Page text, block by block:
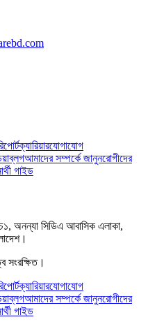
ক্যারিয়ারযোগাযোগ
ব্লগআমাদের সম্পর্কে জানুনরোগীদের
গাইড
অনন্যা সিডিএ আবাসিক এলাকা,
সংরক্ষিত।
ক্যারিয়ারযোগাযোগ
ব্লগআমাদের সম্পর্কে জানুনরোগীদের
গাইড